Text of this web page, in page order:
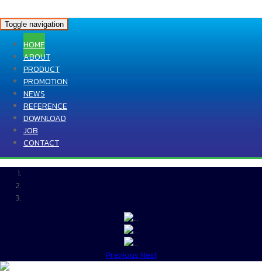
Toggle navigation
HOME
ABOUT
PRODUCT
PROMOTION
NEWS
REFERENCE
DOWNLOAD
JOB
CONTACT
PreviousNext